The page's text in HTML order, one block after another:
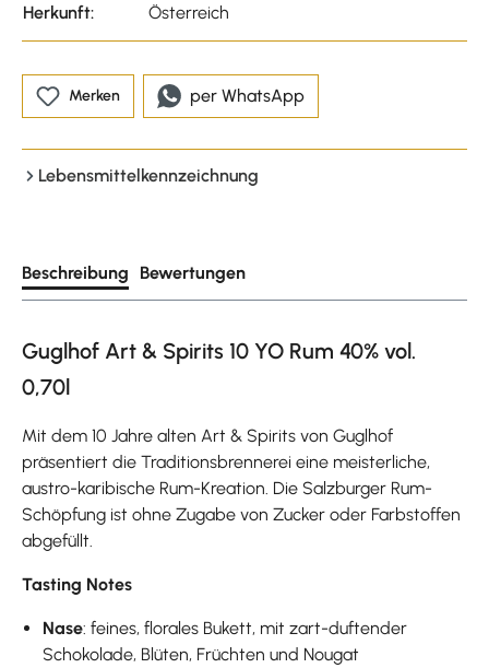
Herkunft:
Österreich
Merken per WhatsApp
Lebensmittelkennzeichnung
Beschreibung Bewertungen
Guglhof Art & Spirits 10 YO Rum 40% vol.
0,70l
Mit dem 10 Jahre alten Art & Spirits von Guglhof
präsentiert die Traditionsbrennerei eine meisterliche,
austro-karibische Rum-Kreation. Die Salzburger Rum-
Schöpfung ist ohne Zugabe von Zucker oder Farbstoffen
abgefüllt.
Tasting Notes
Nase: feines, florales Bukett, mit zart-duftender
Schokolade, Blüten, Früchten und Nougat